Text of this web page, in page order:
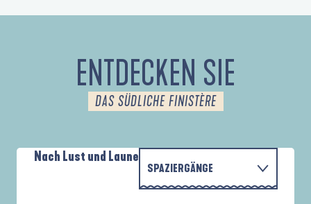
ENTDECKEN SIE
DAS SÜDLICHE FINISTÈRE
Nach Lust und Laune
SPAZIERGÄNGE